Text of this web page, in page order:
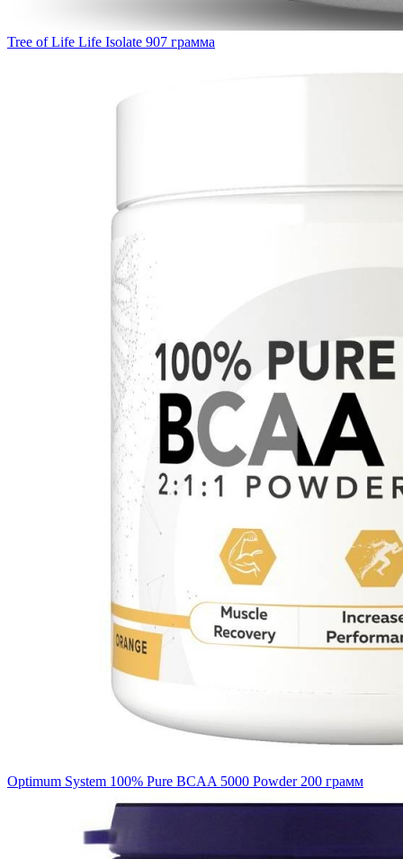
Tree of Life Life Isolate 907 грамма
Optimum System 100% Pure BCAA 5000 Powder 200 грамм